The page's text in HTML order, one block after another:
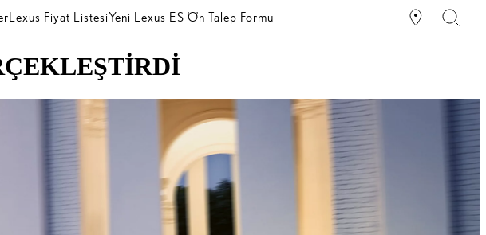
Lexus Fiyat ListesiYeni Lexus ES Ön Talep Formu